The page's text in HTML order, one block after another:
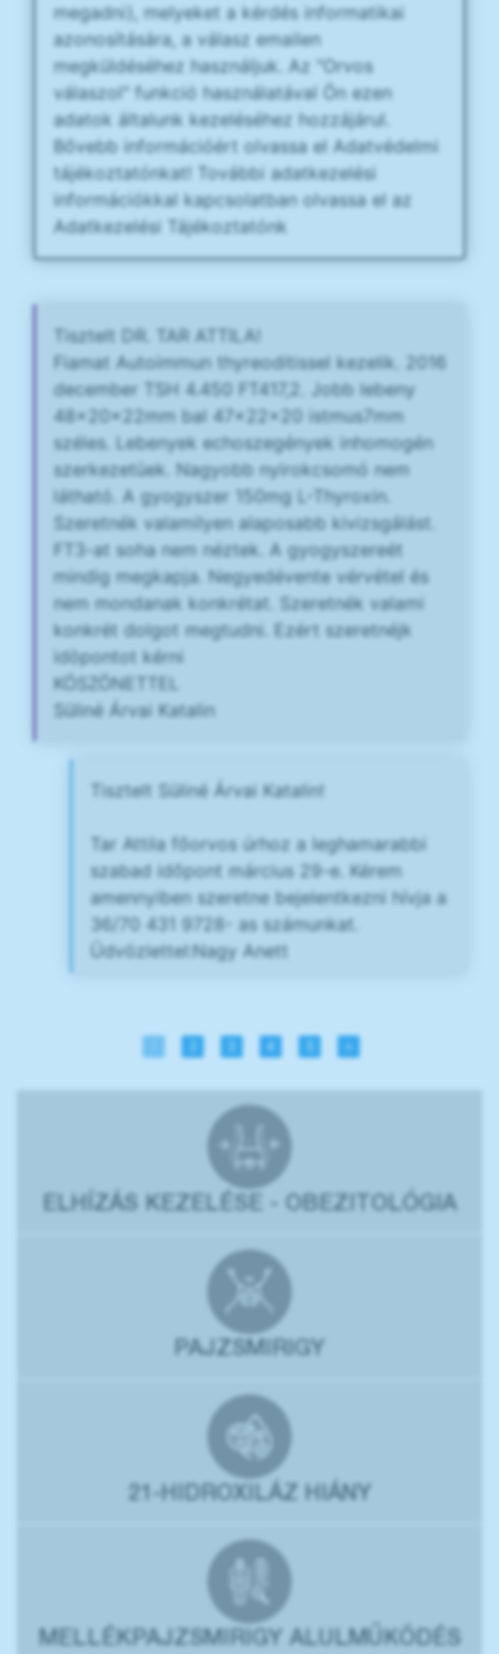
megadni), melyeket a kérdés informatikai
azonosítására, a válasz emailen
megküldéséhez használjuk. Az "Orvos
válaszol" funkció használatával Ön ezen
adatok általunk kezeléséhez hozzájárul.
Bővebb információért olvassa el Adatvédelmi
tájékoztatónkat! További adatkezelési
információkkal kapcsolatban olvassa el az
Adatkezelési Tájékoztatónk
Tisztelt DR. TAR ATTILA!
Fiamat Autoimmun thyreoditissel kezelik. 2016
december TSH 4.450 FT417,2. Jobb lebeny
48x20x22mm bal 47x22x20 istmus7mm
széles. Lebenyek echoszegények inhomogén
szerkezetüek. Nagyobb nyirokcsomó nem
látható. A gyogyszer 150mg L-Thyroxin.
Szeretnék valamilyen alaposabb kivizsgálást.
FT3-at soha nem néztek. A gyogyszereét
mindig megkapja. Negyedévente vérvétel és
nem mondanak konkrétat. Szeretnék valami
konkrét dolgot megtudni. Ezért szeretnéjk
idöpontot kérni
KÖSZÖNETTEL
Süliné Árvai Katalin
Tisztelt Süliné Árvai Katalin!
Tar Attila főorvos úrhoz a leghamarabbi
szabad időpont március 29-e. Kérem
amennyiben szeretne bejelentkezni hívja a
36/70 431 9728- as számunkat.
Üdvözlettel:Nagy Anett
4 »
ELHÍZÁS KEZELÉSE - OBEZITOLÓGIA
PAJZSMIRIGY
21-HIDROXILÁZ HIÁNY
MELLÉKPAJZSMIRIGY ALULMŰKÖDÉS